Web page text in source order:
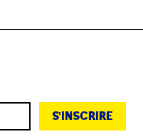
S'INSCRIRE